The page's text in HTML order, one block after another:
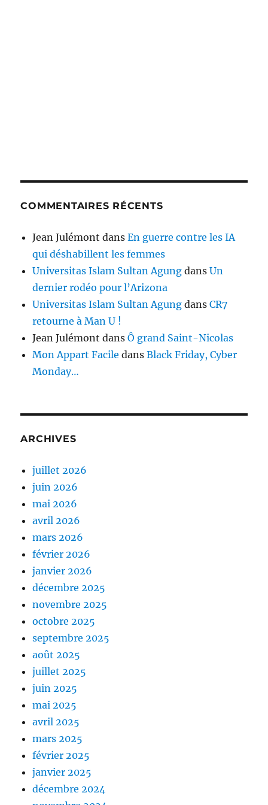
COMMENTAIRES RÉCENTS
Jean Julémont dansEn guerre contre les IA
qui déshabillent les femmes
Universitas Islam Sultan Agung dansUn
dernier rodéo pour l’Arizona
Universitas Islam Sultan Agung dansCR7
retourne à Man U !
Jean Julémont dansÔ grand Saint-Nicolas
Mon Appart Facile dansBlack Friday, Cyber
Monday…
ARCHIVES
juillet 2026
juin 2026
mai 2026
avril 2026
mars 2026
février 2026
janvier 2026
décembre 2025
novembre 2025
octobre 2025
septembre 2025
août 2025
juillet 2025
juin 2025
mai 2025
avril 2025
mars 2025
février 2025
janvier 2025
décembre 2024